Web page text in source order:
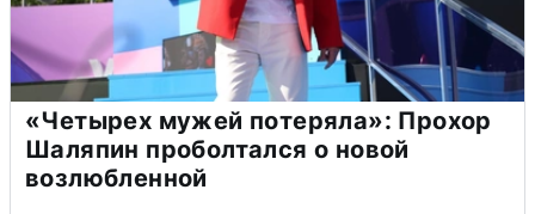
«Четырех мужей потеряла»: Прохор
Шаляпин проболтался о новой
возлюбленной